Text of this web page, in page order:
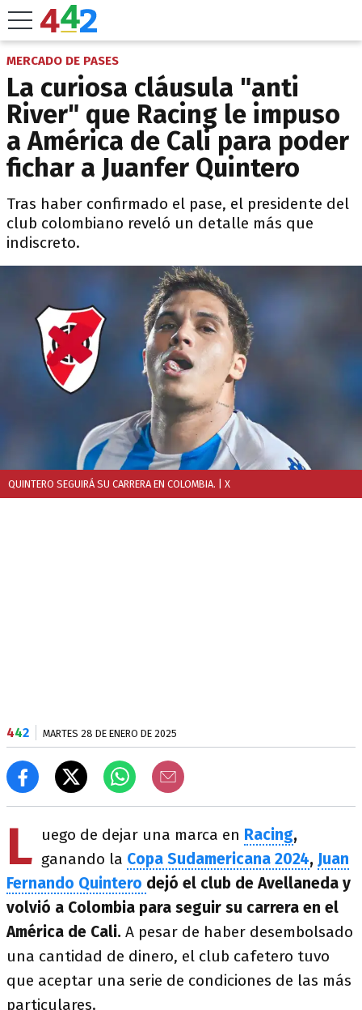
MERCADO DE PASES
La curiosa cláusula "anti
River" que Racing le impuso
a América de Cali para poder
fichar a Juanfer Quintero
Tras haber confirmado el pase, el presidente del
club colombiano reveló un detalle más que
indiscreto.
QUINTERO SEGUIRÁ SU CARRERA EN COLOMBIA. | X
442 MARTES 28 DE ENERO DE 2025
L uego de dejar una marca en Racing,
ganando la Copa Sudamericana 2024, Juan
Fernando Quintero dejó el club de Avellaneda y
volvió a Colombia para seguir su carrera en el
América de Cali. A pesar de haber desembolsado
una cantidad de dinero, el club cafetero tuvo
que aceptar una serie de condiciones de las más
particulares.